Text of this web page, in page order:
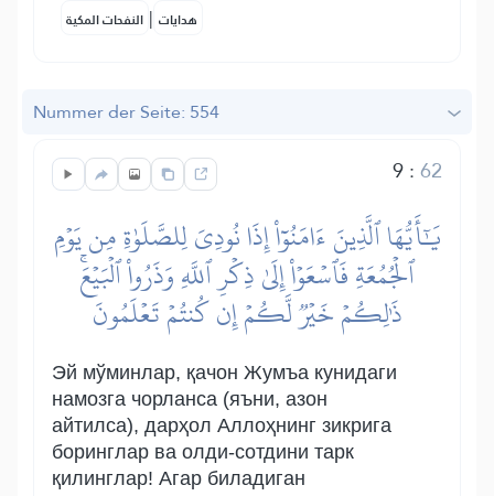
النفحات المكية | هدايات
Nummer der Seite: 554
9:62
يَٰٓأَيُّهَا ٱلَّذِينَ ءَامَنُوٓاْ إِذَا نُودِيَ لِلصَّلَوٰةِ مِن يَوۡمِ
ٱلۡجُمُعَةِ فَٱسۡعَوۡاْ إِلَىٰ ذِكۡرِ ٱللَّهِ وَذَرُواْ ٱلۡبَيۡعَۚ
ذَٰلِكُمۡ خَيۡرٞ لَّكُمۡ إِن كُنتُمۡ تَعۡلَمُونَ
Эй мўминлар, қачон Жумъа кунидаги
намозга чорланса (яъни, азон
айтилса), дарҳол Аллоҳнинг зикрига
боринглар ва олди-сотдини тарк
қилинглар! Агар биладиган